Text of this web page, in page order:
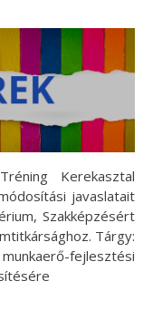
Kerekasztal
javaslatait
Szakképzésért
Tárgy:
fejlesztési